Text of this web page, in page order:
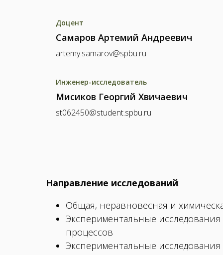
Доцент
Самаров Артемий Андреевич
artemy.samarov@spbu.ru
Инженер-исследователь
Мисиков Георгий Хвичаевич
st062450@student.spbu.ru
Направление исследований:
Общая, неравновесная и
Экспериментальные
процессов
Экспериментальные